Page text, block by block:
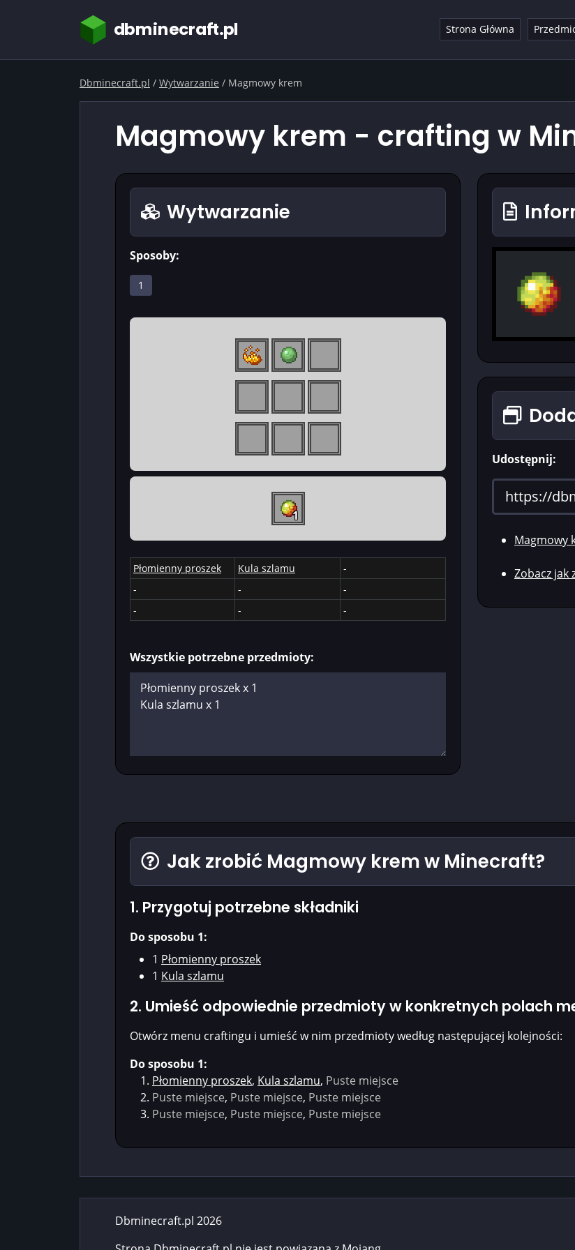
dbminecraft.pl Strona Główna
Dbminecraft.pl / Wytwarzanie / Magmowy krem
Magmowy krem - crafting w
Wytwarzanie
Sposoby:
1
1
Płomienny proszek Kula szlamu
-
-
-
-
-
- -
Wszystkie potrzebne przedmioty:
Udostępnij:
Magmowy
Zobacz jak
Jak zrobić Magmowy krem w Minecraft?
1. Przygotuj potrzebne składniki
Do sposobu 1:
1 Płomienny proszek
1 Kula szlamu
2. Umieść odpowiednie przedmioty w konkretnych polach
Otwórz menu craftingu i umieść w nim przedmioty według następującej kolejności:
Do sposobu 1:
Płomienny proszek, Kula szlamu, Puste miejsce
Puste miejsce, Puste miejsce, Puste miejsce
Puste miejsce, Puste miejsce, Puste miejsce
Dbminecraft.pl 2026